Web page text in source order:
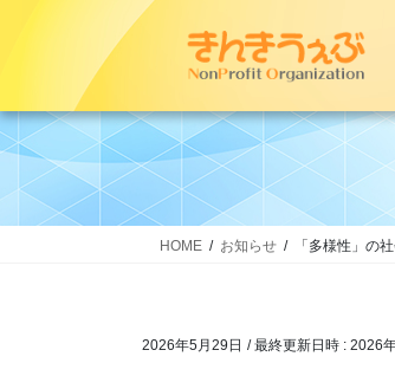
ツ
へ
シ
ョ
HOME お知らせ 「多様性」の
2026年5月29日 / 最終更新日時 : 2026